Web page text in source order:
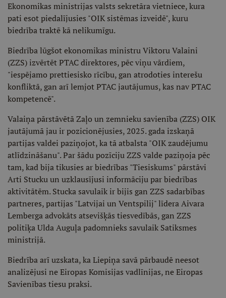
Ekonomikas ministrijas valsts sekretāra vietniece, kura
pati esot piedalījusies "OIK sistēmas izveidē", kuru
biedrība traktē kā nelikumīgu.
Biedrība lūgšot ekonomikas ministru Viktoru Valaini
(ZZS) izvērtēt PTAC direktores, pēc viņu vārdiem,
"iespējamo prettiesisko rīcību, gan atrodoties interešu
konfliktā, gan arī lemjot PTAC jautājumus, kas nav PTAC
kompetencē".
Valaiņa pārstāvētā Zaļo un zemnieku savienība (ZZS) OIK
jautājumā jau ir pozicionējusies, 2025. gada izskaņā
partijas valdei paziņojot, ka tā atbalsta "OIK zaudējumu
atlīdzināšanu". Par šādu pozīciju ZZS valde paziņoja pēc
tam, kad bija tikusies ar biedrības "Tiesiskums" pārstāvi
Arti Stucku un uzklausījusi informāciju par biedrības
aktivitātēm. Stucka savulaik ir bijis gan ZZS sadarbības
partneres, partijas "Latvijai un Ventspilij" līdera Aivara
Lemberga advokāts atsevišķās tiesvedībās, gan ZZS
politiķa Ulda Auguļa padomnieks savulaik Satiksmes
ministrijā.
Biedrība arī uzskata, ka Liepiņa savā pārbaudē neesot
analizējusi ne Eiropas Komisijas vadlīnijas, ne Eiropas
Savienības tiesu praksi.